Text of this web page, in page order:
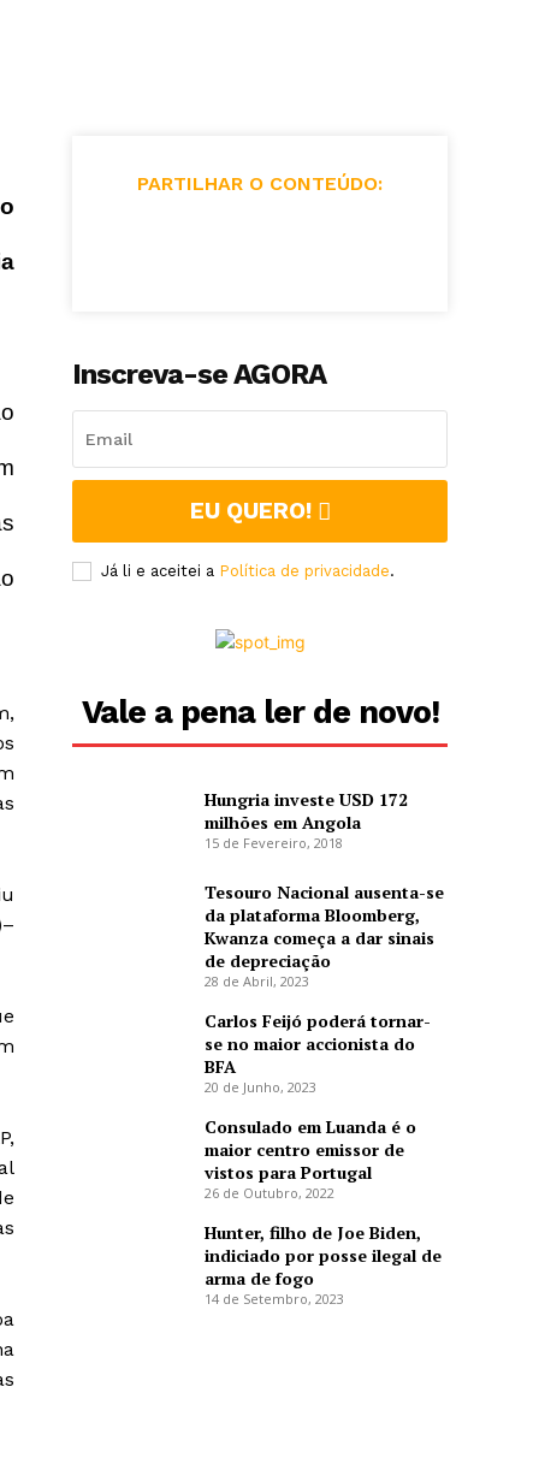
PARTILHAR O CONTEÚDO:
Inscreva-se AGORA
EU QUERO!
Já li e aceitei a Política de privacidade.
Vale a pena ler de novo!
Hungria investe USD 172
milhões em Angola
15 de Fevereiro, 2018
Tesouro Nacional ausenta-se
da plataforma Bloomberg,
Kwanza começa a dar sinais
de depreciação
28 de Abril, 2023
Carlos Feijó poderá tornar-
se no maior accionista do
BFA
20 de Junho, 2023
Consulado em Luanda é o
maior centro emissor de
vistos para Portugal
26 de Outubro, 2022
Hunter, filho de Joe Biden,
indiciado por posse ilegal de
arma de fogo
14 de Setembro, 2023